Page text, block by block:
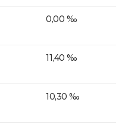
0,00 ‰
11,40 ‰
10,30 ‰